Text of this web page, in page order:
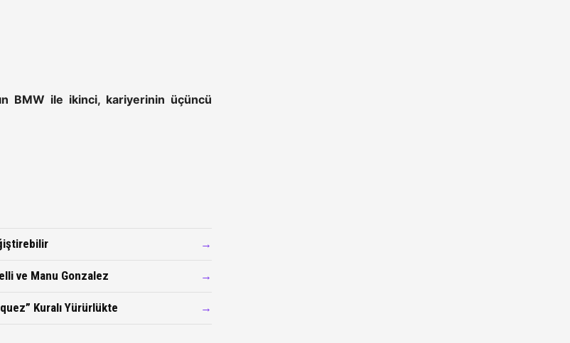
BMW ile ikinci, kariyerinin üçüncü
→
ve Manu Gonzalez →
Kuralı Yürürlükte →